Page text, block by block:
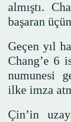
almıştı.
başaran
Geçen yıl
Chang’e 6
numunesi
ilke imza
Çin’in